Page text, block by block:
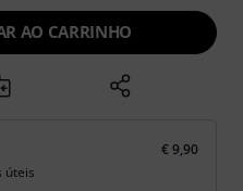
AO CARRINHO
€ 9,90
úteis